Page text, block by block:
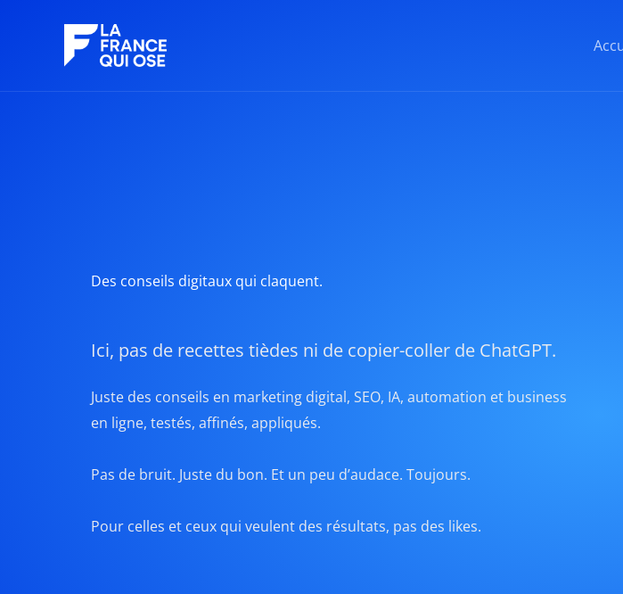
Des conseils digitaux qui claquent.
Ici, pas de recettes tièdes ni de copier-coller de ChatGPT.
Juste des conseils en marketing digital, SEO, IA, automation et business
en ligne, testés, affinés, appliqués.
Pas de bruit. Juste du bon. Et un peu d’audace. Toujours.
Pour celles et ceux qui veulent des résultats, pas des likes.